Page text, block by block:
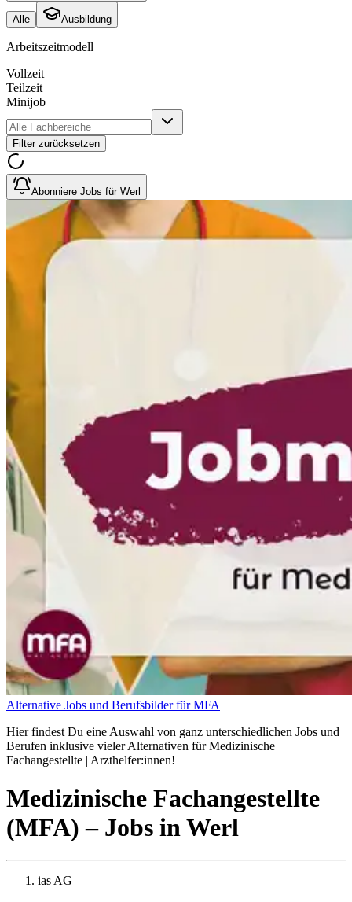
Alle Ausbildung
Arbeitszeitmodell
Vollzeit
Teilzeit
Minijob
Filter zurücksetzen
Abonniere Jobs für Werl
Alternative Jobs und Berufsbilder für MFA
Hier findest Du eine Auswahl von ganz unterschiedlichen Jobs und
Berufen inklusive vieler Alternativen für Medizinische
Fachangestellte | Arzthelfer:innen!
Medizinische Fachangestellte
(MFA) – Jobs inWerl
ias AG